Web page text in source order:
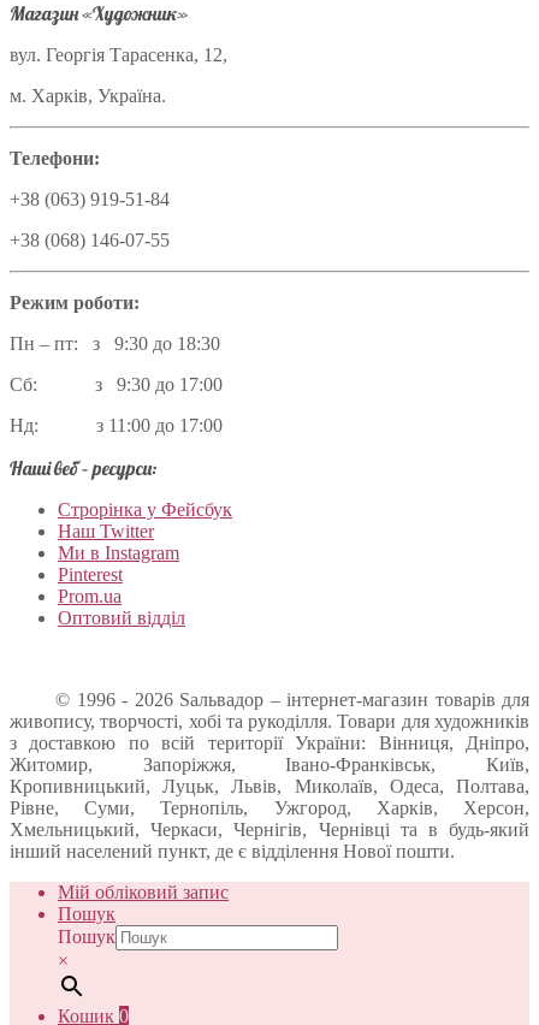
Магазин «Художник»
вул. Георгія Тарасенка, 12,
м. Харків, Україна.
Телефони:
+38 (063) 919-51-84
+38 (068) 146-07-55
Режим роботи:
Пн – пт: з 9:30 до 18:30
Сб: з 9:30 до 17:00
Нд: з 11:00 до 17:00
Наші веб – ресурси:
Строрінка у Фейсбук
Наш Twitter
Ми в Instagram
Pinterest
Prom.ua
Оптовий відділ
© 1996 - 2026 Sальвадор – інтернет-магазин товарів для
живопису, творчості, хобі та рукоділля. Товари для художників
з доставкою по всій території України: Вінниця, Дніпро,
Житомир, Запоріжжя, Івано-Франківськ, Київ,
Кропивницький, Луцьк, Львів, Миколаїв, Одеса, Полтава,
Рівне, Суми, Тернопіль, Ужгород, Харків, Херсон,
Хмельницький, Черкаси, Чернігів, Чернівці та в будь-який
інший населений пункт, де є відділення Нової пошти.
Мій обліковий запис
Пошук
Пошук
×
Кошик 0